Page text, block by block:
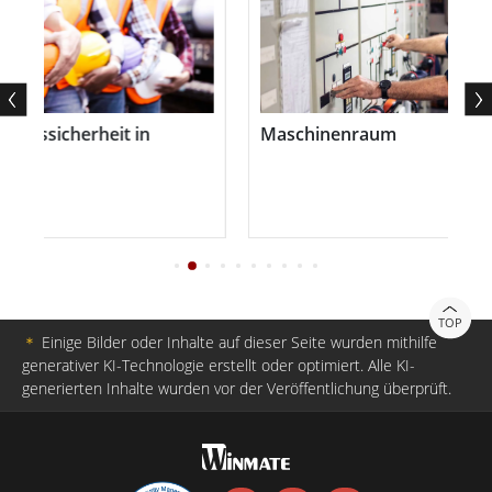
in Maschinenraum
TOP
＊ Einige Bilder oder Inhalte auf dieser Seite wurden mithilfe
generativer KI-Technologie erstellt oder optimiert. Alle KI-
generierten Inhalte wurden vor der Veröffentlichung überprüft.